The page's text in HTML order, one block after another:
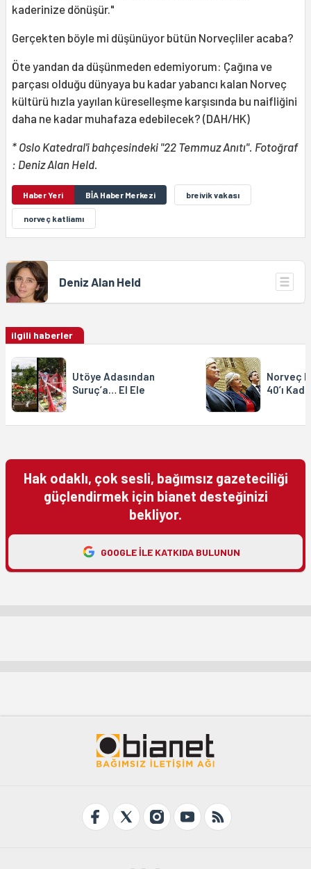
kaderinize dönüşür."
Gerçekten böyle mi düşünüyor bütün Norveçliler acaba?
Öte yandan da düşünmeden edemiyorum: Çağına ve
parçası olduğu dünyaya bu kadar yabancı kalan Norveç
kültürü hızla yayılan küreselleşme karşısında bu naifliğini
daha ne kadar muhafaza edebilecek? (DAH/HK)
* Oslo Katedral'i bahçesindeki "22 Temmuz Anıtı". Fotoğraf
: Deniz Alan Held.
Haber Yeri BİA Haber Merkezi breivik vakası
norveç katliamı
Deniz Alan Held
ilgili haberler
Utöye Adasından
Suruç’a… El Ele
Norveç
40’ı
Hak odaklı, çok sesli, bağımsız gazeteciliği
güçlendirmek için bianet desteğinizi
bekliyor.
GOOGLE ILE KATKIDA BULUNUN